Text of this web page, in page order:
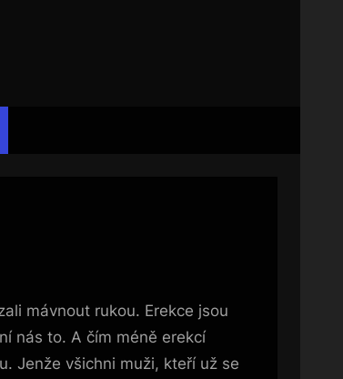
mávnout rukou. Erekce jsou
nás to. A čím méně erekcí
Jenže všichni muži, kteří už se